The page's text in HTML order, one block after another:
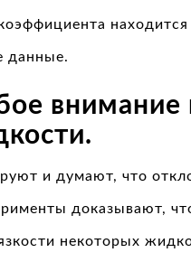
данные.
внимание
и думают, что
доказывают,
некоторых